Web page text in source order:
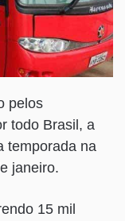
pelos
todo Brasil, a
temporada na
janeiro.
15 mil